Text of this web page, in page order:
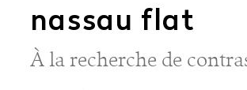
nassau flat
À la recherche de